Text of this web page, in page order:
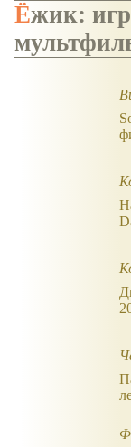
Ёжик: игрушки, книги,